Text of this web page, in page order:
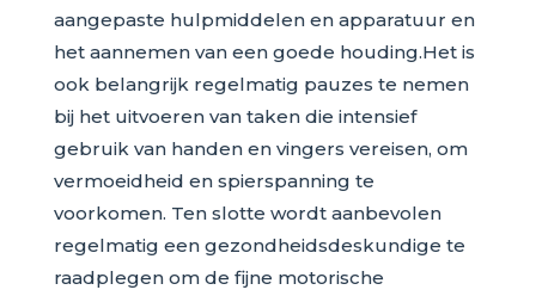
aangepaste hulpmiddelen en apparatuur en
het aannemen van een goede houding.Het is
ook belangrijk regelmatig pauzes te nemen
bij het uitvoeren van taken die intensief
gebruik van handen en vingers vereisen, om
vermoeidheid en spierspanning te
voorkomen. Ten slotte wordt aanbevolen
regelmatig een gezondheidsdeskundige te
raadplegen om de fijne motorische